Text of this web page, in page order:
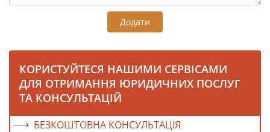
Додати
КОРИСТУЙТЕСЯ НАШИМИ СЕРВІСАМИ
ДЛЯ ОТРИМАННЯ ЮРИДИЧНИХ ПОСЛУГ
ТА КОНСУЛЬТАЦІЙ
БЕЗКОШТОВНА КОНСУЛЬТАЦІЯ